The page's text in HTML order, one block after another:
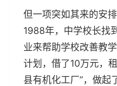
但一项突如其来的安
1988年，中学校长找
业来帮助学校改善教
计划，借了10万元，
县有机化工厂”，做起